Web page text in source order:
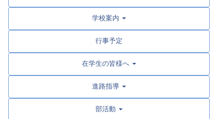
学校案内
行事予定
在学生の皆様へ
進路指導
部活動